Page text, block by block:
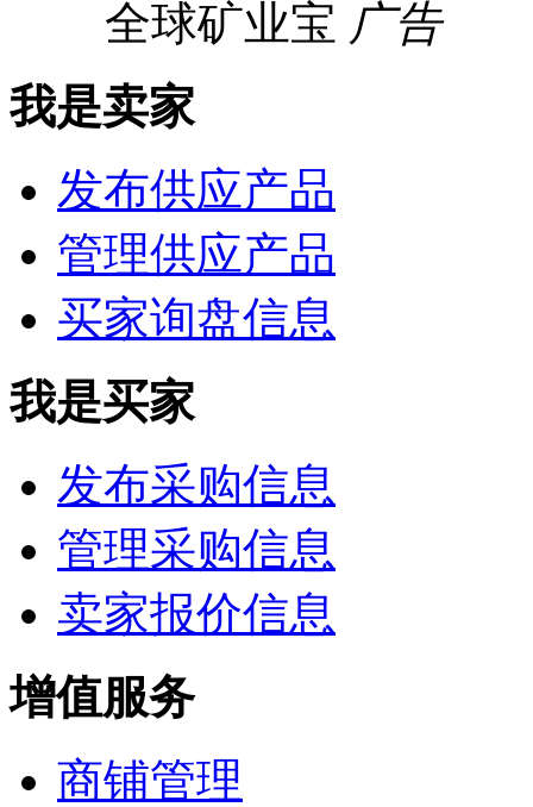
全球矿业宝 广告
我是卖家
发布供应产品
管理供应产品
买家询盘信息
我是买家
发布采购信息
管理采购信息
卖家报价信息
增值服务
商铺管理